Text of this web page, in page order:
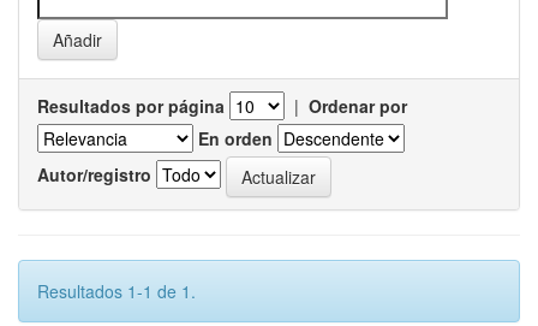
Resultados por página | Ordenar por
En orden
Autor/registro
Resultados 1-1 de 1.